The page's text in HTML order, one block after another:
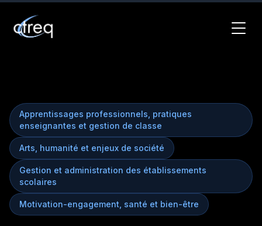
Apprentissages professionnels, pratiques
enseignantes et gestion de classe
Arts, humanité et enjeux de société
Gestion et administration des établissements
scolaires
Motivation-engagement, santé et bien-être